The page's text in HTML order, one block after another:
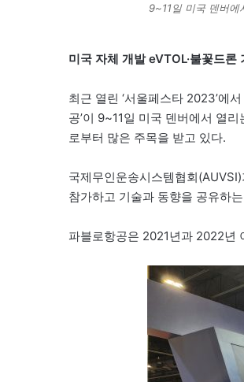
9~11일 미국 덴버에
미국 자체 개발 eVTOL·불꽃드론
최근 열린 ‘서울페스타 2023’에
공’이 9~11일 미국 덴버에서 열
로부터 많은 주목을 받고 있다.
국제무인운송시스템협회
참가하고 기술과 동향을 공유하
파블로항공은 2021년과 2022년